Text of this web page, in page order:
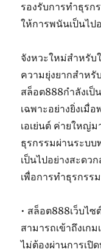
รองรับการทำธุรก
ให้การพนันเป็นไป
จังหวะใหม่สำหรับ
ความยุ่งยากสำหรั
สล็อต888กำลังเ
เฉพาะอย่างยิ่งเมื่
เอเย่นต์ ค่ายใหญ่
ธุรกรรมผ่านระบบ
เป็นไปอย่างสะดว
เพื่อการทำธุรกรร
• สล็อต888เว็บไซ
สามารถเข้าถึงเก
ไม่ต้องผ่านการเปิ